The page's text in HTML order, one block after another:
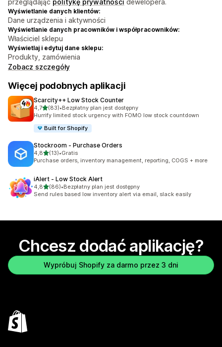
przeglądając politykę prywatności dewelopera.
Wyświetlanie danych klientów:
Dane urządzenia i aktywności
Wyświetlanie danych pracowników i współpracowników:
Właściciel sklepu
Wyświetlaj i edytuj dane sklepu:
Produkty, zamówienia
Zobacz szczegóły
Więcej podobnych aplikacji
Scarcity++ Low Stock Counter
4,7na 5 gwiazdek
(83)
Łączna liczba recenzji: 83
•Bezpłatny plan jest dostępny
Hurrify limited stock urgency with FOMO low stock countdown
Built for Shopify
Stockroom ‑ Purchase Orders
4,8na 5 gwiazdek
(13)
Łączna liczba recenzji: 13
•Gratis
Purchase orders, inventory management, reporting, COGS + more
iAlert ‑ Low Stock Alert
4,8na 5 gwiazdek
(86)
Łączna liczba recenzji: 86
•Bezpłatny plan jest dostępny
Send rules based low inventory alert via email, slack easily
Chcesz dodać aplikację?
Wypróbuj Shopify za darmo przez 3 dni